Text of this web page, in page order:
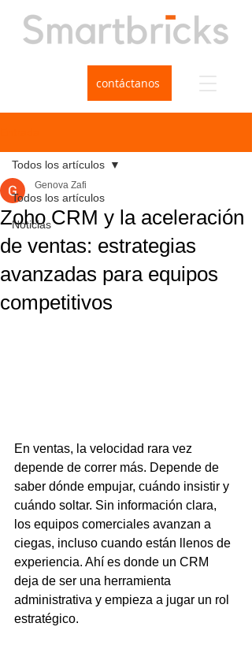
contáctanos
Todos los artículos
Noticias
Todos los artículos
Zoho CRM y la aceleración
de ventas: estrategias
avanzadas para equipos
competitivos
Genova Zafi
En ventas, la velocidad rara vez
depende de correr más. Depende de
saber dónde empujar, cuándo insistir y
cuándo soltar. Sin información clara,
los equipos comerciales avanzan a
ciegas, incluso cuando están llenos de
experiencia. Ahí es donde un CRM
deja de ser una herramienta
administrativa y empieza a jugar un rol
estratégico.